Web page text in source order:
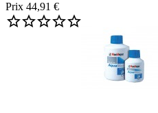
Prix 44,91 €
